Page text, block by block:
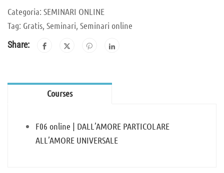
Categoria: SEMINARI ONLINE
Tag: Gratis, Seminari, Seminari online
Share:
Courses
F06 online | DALL’AMORE PARTICOLARE
ALL’AMORE UNIVERSALE